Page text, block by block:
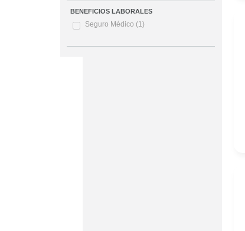
BENEFICIOS LABORALES
Seguro Médico (1)